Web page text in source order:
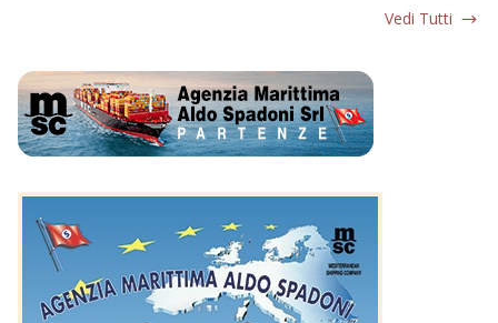
Vedi Tutti